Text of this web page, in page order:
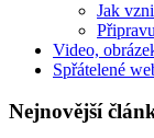
Jak
Video,
Spřátelené
Nejnovější